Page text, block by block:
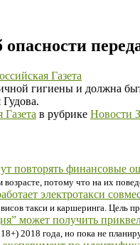
Газета
гигиены и должна
Газета в рубрике Новости
потому что на их
такси и каршеринга. Цель
2018 года, но пока не